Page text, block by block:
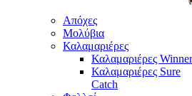
Απόχες
Μολύβια
Καλαμαριέρες
Καλαμαριέρες Winner
Καλαμαριέρες Sure
Catch